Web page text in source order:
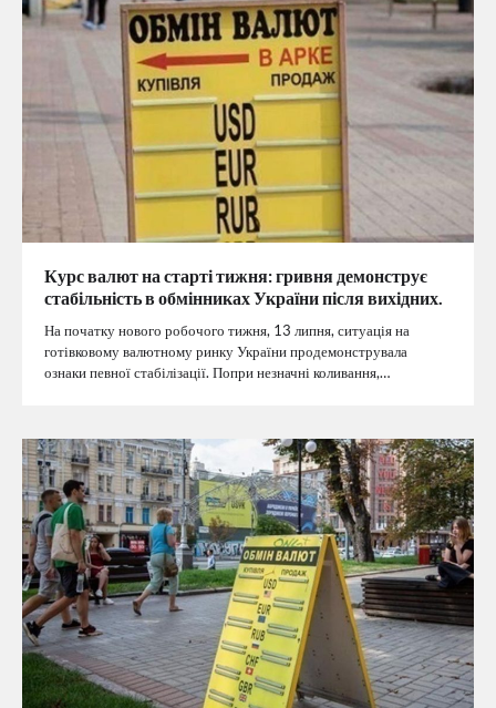
Курс валют на старті тижня: гривня демонструє
стабільність в обмінниках України після вихідних.
На початку нового робочого тижня, 13 липня, ситуація на
готівковому валютному ринку України продемонструвала
ознаки певної стабілізації. Попри незначні коливання,…